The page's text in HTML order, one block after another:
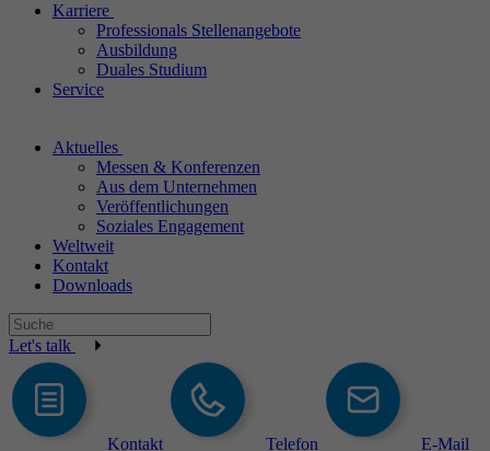
Karriere
Professionals Stellenangebote
Ausbildung
Duales Studium
Service
Aktuelles
Messen & Konferenzen
Aus dem Unternehmen
Veröffentlichungen
Soziales Engagement
Weltweit
Kontakt
Downloads
Let's talk
Kontakt Telefon E-Mail